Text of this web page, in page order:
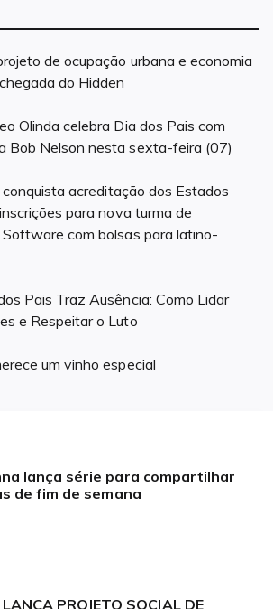
de ocupação urbana e economia
do Hidden
Olinda celebra Dia dos Pais com
Bob Nelson nesta sexta-feira (07)
acreditação dos Estados
para nova turma de
com bolsas para latino-
Pais Traz Ausência: Como Lidar
e Respeitar o Luto
um vinho especial
lança série para compartilhar
de fim de semana
PROJETO SOCIAL DE